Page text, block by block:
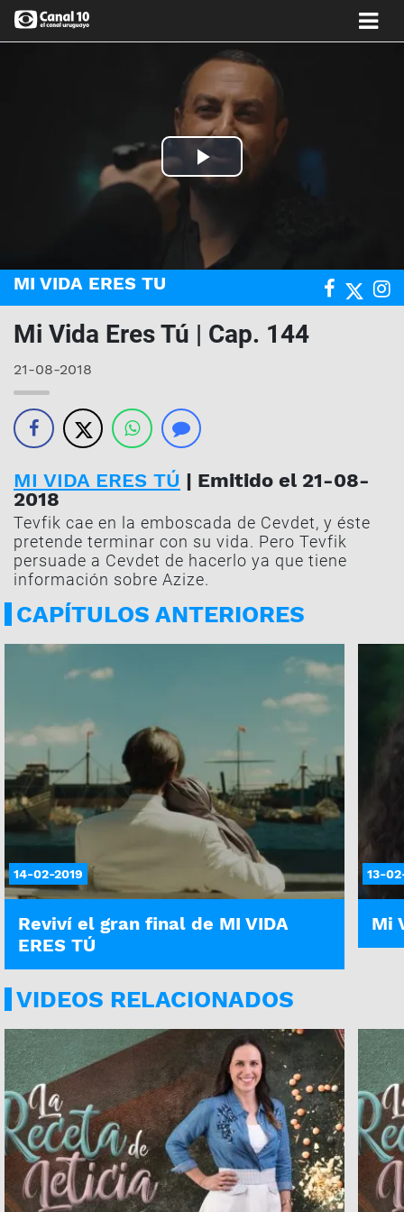
Play
Video
MI VIDA ERES TU
Mi Vida Eres Tú | Cap. 144
21-08-2018
MI VIDA ERES TÚ | Emitido el 21-08-
2018
Tevfik cae en la emboscada de Cevdet, y éste
pretende terminar con su vida. Pero Tevfik
persuade a Cevdet de hacerlo ya que tiene
información sobre Azize.
CAPÍTULOS ANTERIORES
14-02-2019
Reviví el gran final de MI VIDA
ERES TÚ
13-
Mi
VIDEOS RELACIONADOS